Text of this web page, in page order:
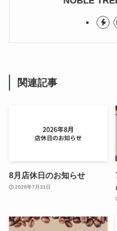
関連記事
8月店休日のお知らせ
2026年7月31日